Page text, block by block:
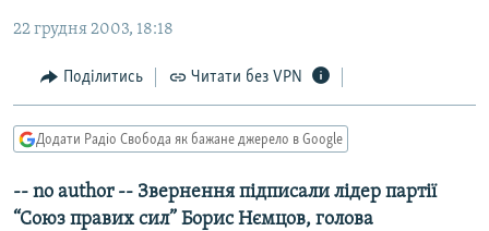
УКРАЇНА
СВІТ
СХЕМИ
ПРИАЗОВ’Я
МУЛЬТИМЕДІА
22 грудня 2003, 18:18
Поділитись Читати без VPN
Додати Радіо Свобода як бажане джерело в Google
-- no author -- Звернення підписали лідер партії
“Союз правих сил” Борис Нємцов, голова